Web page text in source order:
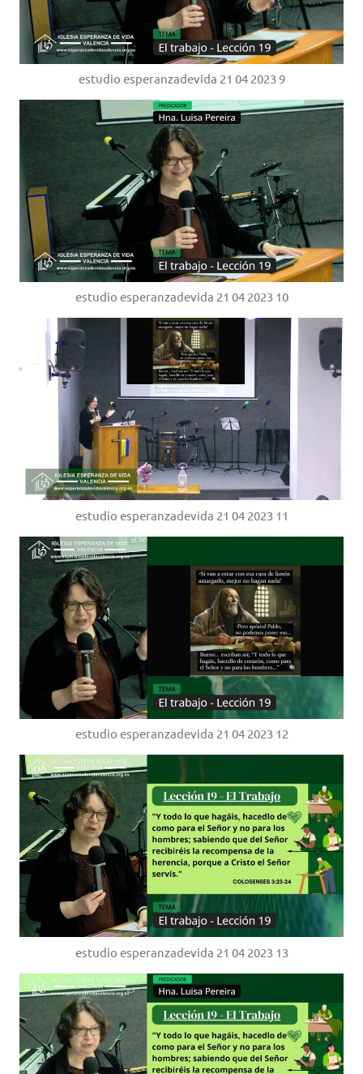
estudio esperanzadevida 21 04 2023 9
estudio esperanzadevida 21 04 2023 10
estudio esperanzadevida 21 04 2023 11
estudio esperanzadevida 21 04 2023 12
estudio esperanzadevida 21 04 2023 13